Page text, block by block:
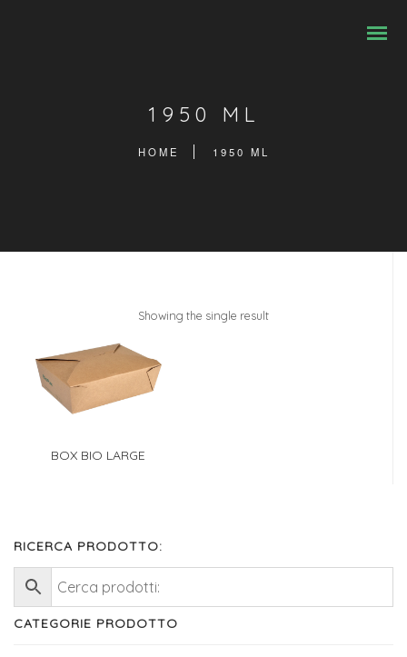
1950 ML
HOME 1950 ML
Showing the single result
BOX BIO LARGE
RICERCA PRODOTTO:
CATEGORIE PRODOTTO